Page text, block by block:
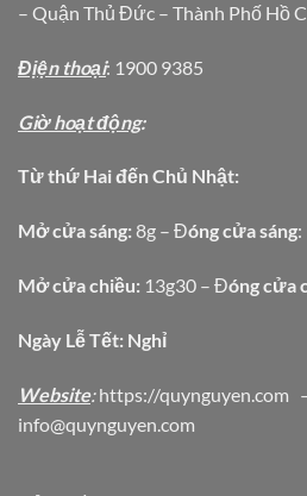
– Quận Thủ Đức – Thành Phố Hồ
Địện thoại: 1900 9385
Giờ hoạt động:
Từ thứ Hai đến Chủ Nhật:
Mở cửa sáng: 8g – Đóng cửa sáng:
Mở cửa chiều: 13g30 – Đóng cửa
Ngày Lễ Tết: Nghỉ
Website:https://quynguyen.com
info@quynguyen.com